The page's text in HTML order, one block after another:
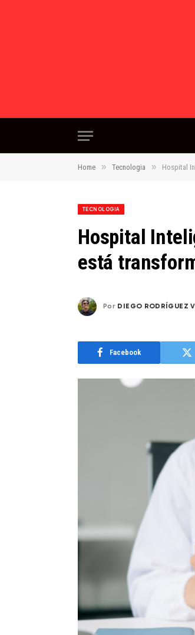
Home » Tecnologia » Hospital
TECNOLOGIA
Hospital
está
Por DIEGO RODRÍGUEZ
Facebook